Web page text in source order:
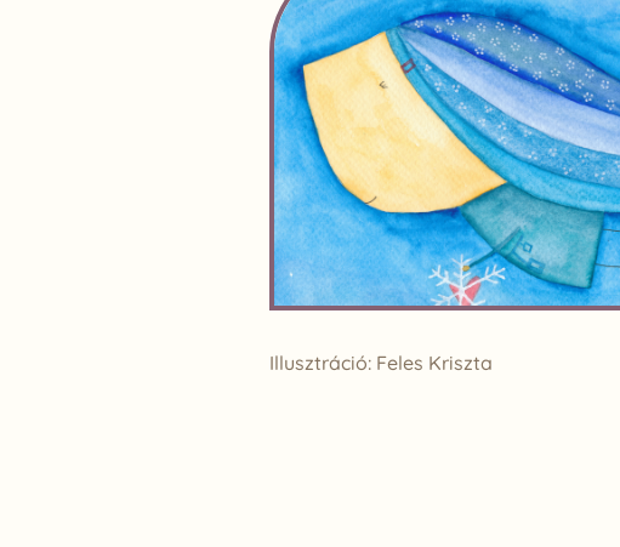
Illusztráció: Feles Kriszta